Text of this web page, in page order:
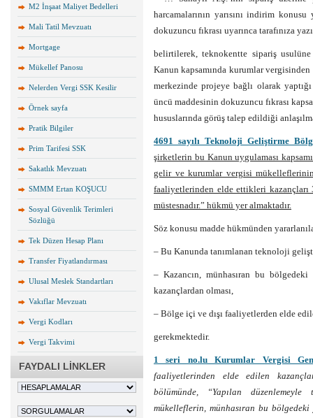
M2 İnşaat Maliyet Bedelleri
Mali Tatil Mevzuatı
Mortgage
Mükellef Panosu
Nelerden Vergi SSK Kesilir
Örnek sayfa
Pratik Bilgiler
Prim Tarifesi SSK
Sakatlık Mevzuatı
SMMM Ertan KOŞUCU
Sosyal Güvenlik Terimleri
Sözlüğü
Tek Düzen Hesap Planı
Transfer Fiyatlandırması
Ulusal Meslek Standartları
Vakıflar Mevzuatı
Vergi Kodları
Vergi Takvimi
FAYDALI LİNKLER
harcamalarının yarısını indirim
dokuzuncu fıkrası uyarınca tarafınıza
belirtilerek, teknokentte sipariş
Kanun kapsamında kurumlar
merkezinde projeye bağlı olarak
üncü maddesinin dokuzuncu fıkrası
hususlarında görüş talep edildiği
4691 sayılı Teknoloji Geliştirme
şirketlerin bu Kanun uygulaması
gelir ve kurumlar vergisi
faaliyetlerinden elde ettikleri
müstesnadır.” hükmü yer almaktadır.
Söz konusu madde hükmünden
– Bu Kanunda tanımlanan teknoloji
– Kazancın, münhasıran bu
kazançlardan olması,
– Bölge içi ve dışı faaliyetlerden elde
gerekmektedir.
1 seri no.lu Kurumlar Vergisi
faaliyetlerinden elde edilen
bölümünde, “Yapılan
mükelleflerin, münhasıran bu